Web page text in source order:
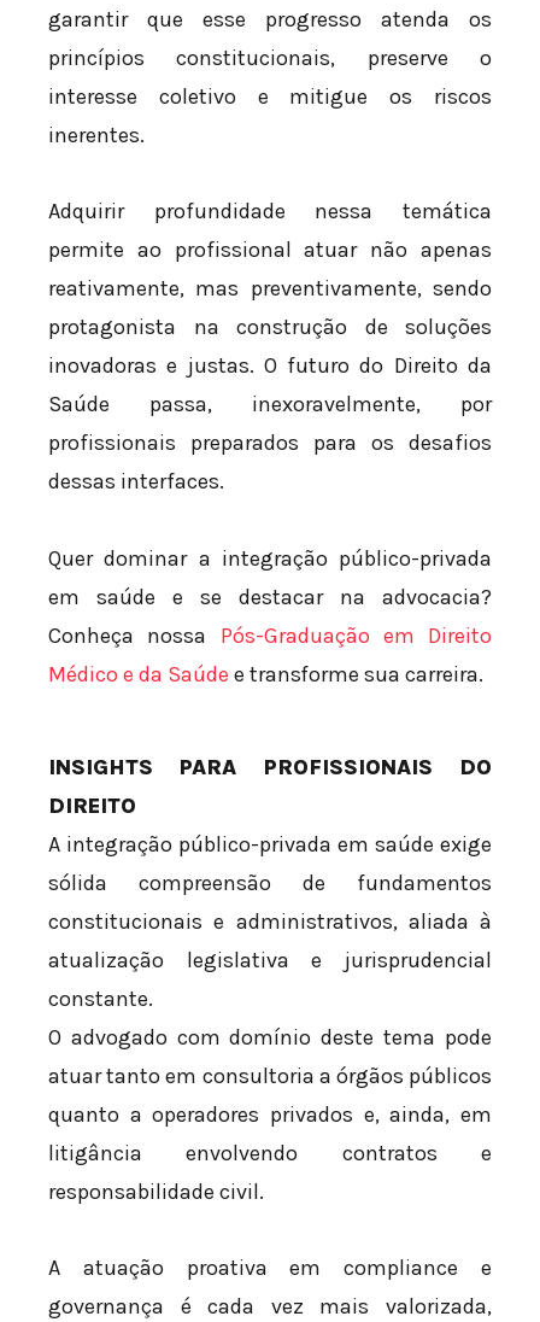
garantir que esse progresso atenda os
princípios constitucionais, preserve o
interesse coletivo e mitigue os riscos
inerentes.
Adquirir profundidade nessa temática
permite ao profissional atuar não apenas
reativamente, mas preventivamente, sendo
protagonista na construção de soluções
inovadoras e justas. O futuro do Direito da
Saúde passa, inexoravelmente, por
profissionais preparados para os desafios
dessas interfaces.
Quer dominar a integração público-privada
em saúde e se destacar na advocacia?
Conheça nossa Pós-Graduação em Direito
Médico e da Saúde e transforme sua carreira.
INSIGHTS PARA PROFISSIONAIS DO
DIREITO
A integração público-privada em saúde exige
sólida compreensão de fundamentos
constitucionais e administrativos, aliada à
atualização legislativa e jurisprudencial
constante.
O advogado com domínio deste tema pode
atuar tanto em consultoria a órgãos públicos
quanto a operadores privados e, ainda, em
litigância envolvendo contratos e
responsabilidade civil.
A atuação proativa em compliance e
governança é cada vez mais valorizada,